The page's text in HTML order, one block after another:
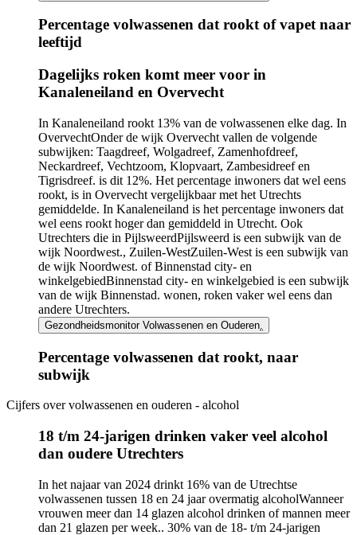
Percentage volwassenen dat rookt of vapet naar
leeftijd
Infogram
URL
Dagelijks roken komt meer voor in
Kanaleneiland en Overvecht
In Kanaleneiland rookt 13% van de volwassenen elke dag. In
OvervechtOnder de wijk Overvecht vallen de volgende
subwijken: Taagdreef, Wolgadreef, Zamenhofdreef,
Neckardreef, Vechtzoom, Klopvaart, Zambesidreef en
Tigrisdreef. is dit 12%. Het percentage inwoners dat wel eens
rookt, is in Overvecht vergelijkbaar met het Utrechts
gemiddelde. In Kanaleneiland is het percentage inwoners dat
wel eens rookt hoger dan gemiddeld in Utrecht. Ook
Utrechters die in PijlsweerdPijlsweerd is een subwijk van de
wijk Noordwest., Zuilen-WestZuilen-West is een subwijk van
de wijk Noordwest. ofBinnenstad city- en
winkelgebiedBinnenstad city- en winkelgebied is een subwijk
van de wijk Binnenstad. wonen, roken vaker wel eens dan
andere Utrechters.
Gezondheidsmonitor Volwassenen en Ouderen
Percentage volwassenen dat rookt, naar
subwijk
Infogram
Cijfers over volwassenen en ouderen - alcohol
18 t/m 24-jarigen drinken vaker veel alcohol
dan oudere Utrechters
In het najaar van 2024 drinkt 16% van de Utrechtse
volwassenen tussen 18 en 24 jaarovermatig alcoholWanneer
vrouwen meer dan 14 glazen alcohol drinken of mannen meer
dan 21 glazen per week.. 30% van de 18- t/m 24-jarigen